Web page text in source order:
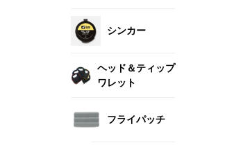
シンカー
ヘッド＆ティップ
ワレット
フライパッチ